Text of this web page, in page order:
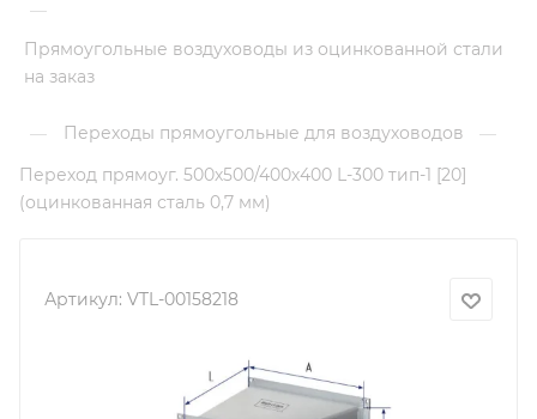
—
Прямоугольные воздуховоды из оцинкованной стали
на заказ
— Переходы прямоугольные для воздуховодов
—
Переход прямоуг. 500х500/400х400 L-300 тип-1 [20]
(оцинкованная сталь 0,7 мм)
Артикул: VTL-00158218